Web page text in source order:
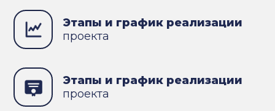
Этапы и график реализации
проекта
Этапы и график реализации
проекта